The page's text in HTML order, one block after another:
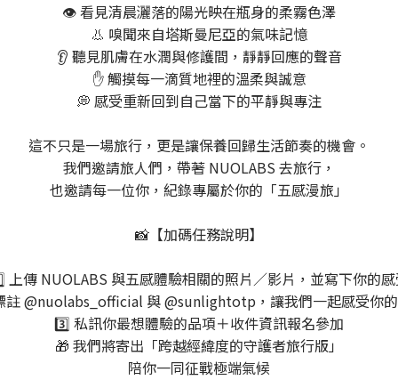
👁️ 看見清晨灑落的陽光映在瓶身的柔霧色澤
👃 嗅聞來自塔斯曼尼亞的氣味記憶
👂 聽見肌膚在水潤與修護間，靜靜回應的聲音
✋ 觸摸每一滴質地裡的溫柔與誠意
💭 感受重新回到自己當下的平靜與專注
這不只是一場旅行，更是讓保養回歸生活節奏的機會。
我們邀請旅人們，帶著 NUOLABS 去旅行，
也邀請每一位你，紀錄專屬於你的「五感漫旅」
📸【加碼任務說明】
上傳 NUOLABS 與五感體驗相關的照片／影片，並寫下你的
註 @nuolabs_official 與 @sunlightotp，讓我們一起感受你
3️⃣ 私訊你最想體驗的品項＋收件資訊報名參加
🎁 我們將寄出「跨越經緯度的守護者旅行版」
陪你一同征戰極端氣候